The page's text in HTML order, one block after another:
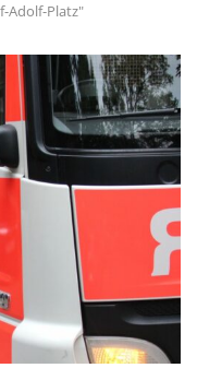
Adolf-Platz"